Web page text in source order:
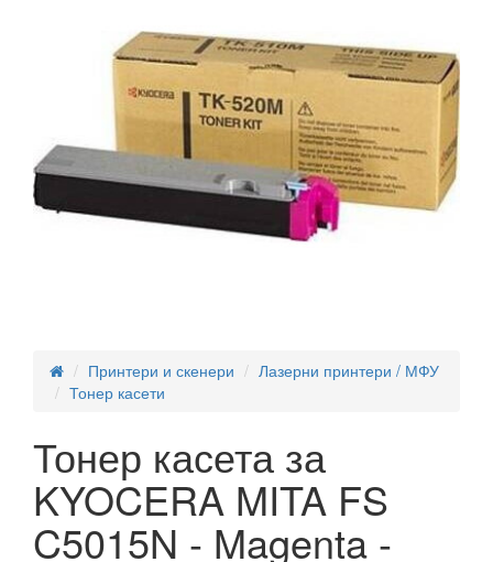
Принтери и скенери
Лазерни принтери / МФУ
Тонер касети
Тонер касета за
KYOCERA MITA FS
C5015N - Magenta -